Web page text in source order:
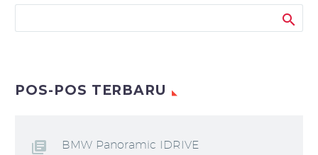
POS-POS TERBARU
BMW Panoramic IDRIVE